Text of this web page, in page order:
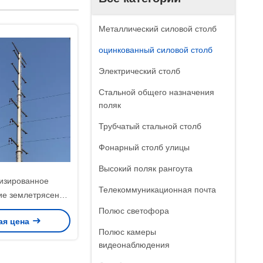
Металлический силовой столб
оцинкованный силовой столб
Электрический столб
Стальной общего назначения
поляк
Трубчатый стальной столб
Фонарный столб улицы
Высокий поляк рангоута
Телекоммуникационная почта
Полюс светофора
Полюс камеры
видеонаблюдения
землетрясения
электричества
цена